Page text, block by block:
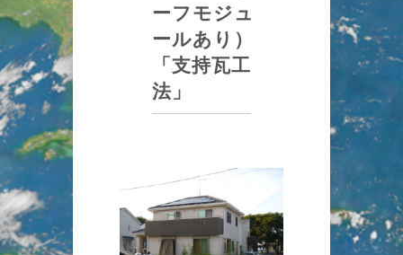
ーフモジュ
ールあり）
「支持瓦工
法」